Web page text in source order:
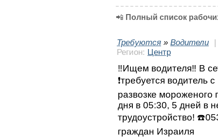
📲 Полный список
Требуются » Водители
|
Регион: Центр
‼️Ищем водителя‼️ В
❗требуется водитель
развозке мороженого
дня в 05:30, 5 дней в
трудоустройство!
граждан Израиля